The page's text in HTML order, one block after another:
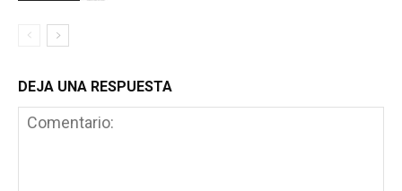
DEJA UNA RESPUESTA